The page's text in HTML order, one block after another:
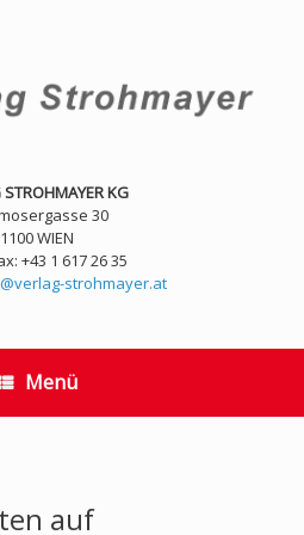
STROHMAYER KG
30
1100 WIEN
+43 1 617 26 35
strohmayer.at
Menü
auf